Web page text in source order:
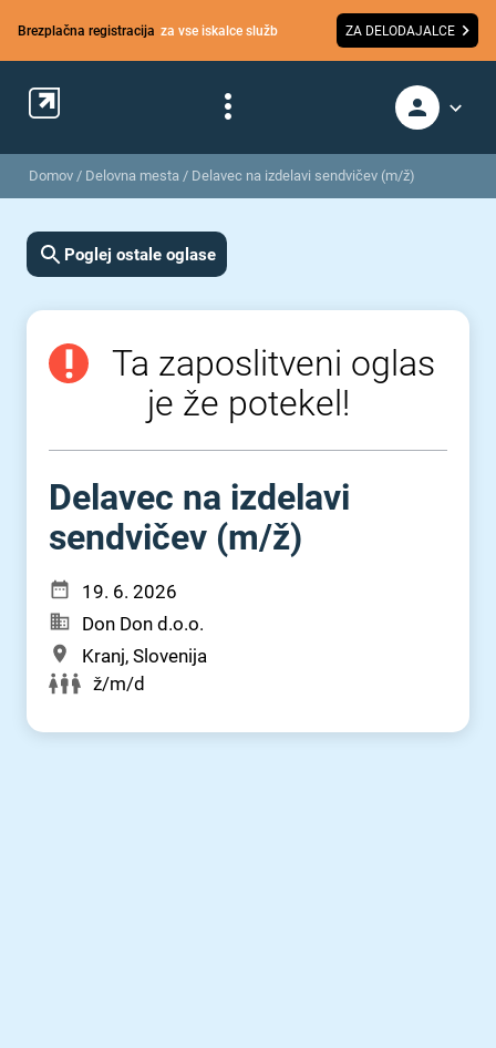
Brezplačna registracija za vse iskalce služb ZA DELODAJALCE
Domov / Delovna mesta / Delavec na izdelavi sendvičev (m/ž)
Poglej ostale oglase
Ta zaposlitveni oglas
je že potekel!
Delavec na izdelavi
sendvičev (m⁠/⁠ž)
19. 6. 2026
Don Don d.o.o.
Kranj, Slovenija
ž/m/d